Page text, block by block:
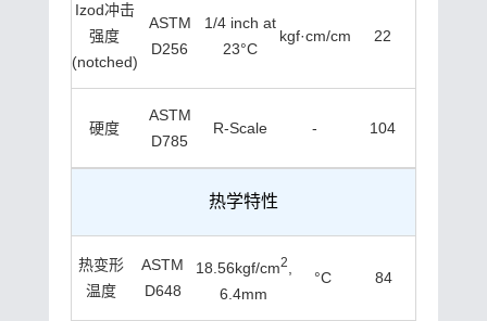
Izod冲击
强度
(notched)
ASTM
D256
1/4 inch at
23°C
kgf·cm/cm 22
硬度
ASTM
D785
R-Scale - 104
热学特性
热变形
温度
ASTM
D648
18.56kgf/cm2
6.4mm
°C 84